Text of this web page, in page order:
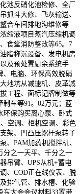
池反硝化池检修、全厂
抓斗大修、飞灰输送、
合车间排地沟维修等
缩液项目蒸汽压缩机调
食堂消防整改等65。7
脂称沉设备、发电机房
及预处置厨余系统手
、电脑、环保高效脱硝
地坑从减速机、皮革减
工程、面标记牌制做等
车等91。02万元；蓝
环保购买离心泵、卧式
空调、柜机空调、彩色
架、凹凸压螺杆泵转子
、PAM加药机搅拌机、
分之一天平、千分之一
吊臂、UPS从机+蓄电
、COD正在线仪表、脱
排气管、排水槽、化验
东大会会议材料33置带